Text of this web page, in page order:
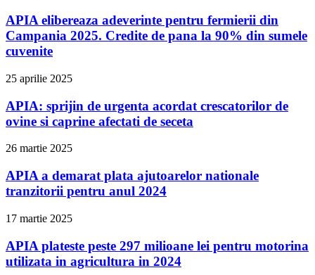
APIA elibereaza adeverinte pentru fermierii din
Campania 2025. Credite de pana la 90% din sumele
cuvenite
25 aprilie 2025
APIA: sprijin de urgenta acordat crescatorilor de
ovine si caprine afectati de seceta
26 martie 2025
APIA a demarat plata ajutoarelor nationale
tranzitorii pentru anul 2024
17 martie 2025
APIA plateste peste 297 milioane lei pentru motorina
utilizata in agricultura in 2024